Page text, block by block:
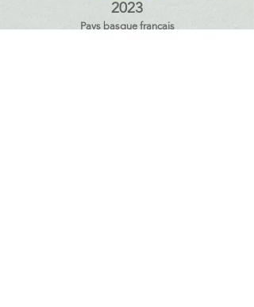
2023
Pays basque français